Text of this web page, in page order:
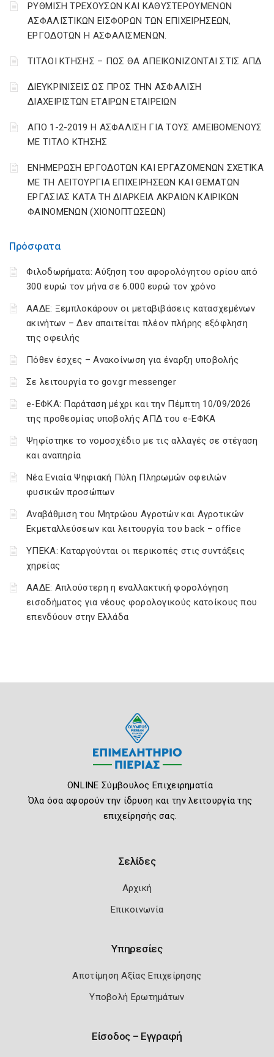
Πρόσφατα
Φιλοδωρήματα: Αύξηση του αφορολόγητου ορίου από
300 ευρώ τον μήνα σε 6.000 ευρώ τον χρόνο
ΑΑΔΕ: Ξεμπλοκάρουν οι μεταβιβάσεις κατασχεμένων
ακινήτων – Δεν απαιτείται πλέον πλήρης εξόφληση
της οφειλής
Πόθεν έσχες – Ανακοίνωση για έναρξη υποβολής
Σε λειτουργία το gov.gr messenger
e-ΕΦΚΑ: Παράταση μέχρι και την Πέμπτη 10/09/2026
της προθεσμίας υποβολής ΑΠΔ του e-ΕΦΚΑ
Ψηφίστηκε το νομοσχέδιο με τις αλλαγές σε στέγαση
και αναπηρία
Νέα Ενιαία Ψηφιακή Πύλη Πληρωμών οφειλών
φυσικών προσώπων
Αναβάθμιση του Μητρώου Αγροτών και Αγροτικών
Εκμεταλλεύσεων και λειτουργία του back – office
ΥΠΕΚΑ: Καταργούνται οι περικοπές στις συντάξεις
χηρείας
ΑΑΔΕ: Απλούστερη η εναλλακτική φορολόγηση
εισοδήματος για νέους φορολογικούς κατοίκους που
επενδύουν στην Ελλάδα
ΡΥΘΜΙΣΗ ΤΡΕΧΟΥΣΩΝ ΚΑΙ ΚΑΘΥΣΤΕΡΟΥΜΕΝΩΝ
ΑΣΦΑΛΙΣΤΙΚΩΝ ΕΙΣΦΟΡΩΝ ΤΩΝ ΕΠΙΧΕΙΡΗΣΕΩΝ,
ΕΡΓΟΔΟΤΩΝ Η ΑΣΦΑΛΙΣΜΕΝΩΝ.
ΤΙΤΛΟΙ ΚΤΗΣΗΣ – ΠΩΣ ΘΑ ΑΠΕΙΚΟΝΙΖΟΝΤΑΙ ΣΤΙΣ ΑΠΔ
ΔΙΕΥΚΡΙΝΙΣΕΙΣ ΩΣ ΠΡΟΣ ΤΗΝ ΑΣΦΑΛΙΣΗ
ΔΙΑΧΕΙΡΙΣΤΩΝ ΕΤΑΙΡΩΝ ΕΤΑΙΡΕΙΩΝ
ΑΠΟ 1-2-2019 Η ΑΣΦΑΛΙΣΗ ΓΙΑ ΤΟΥΣ ΑΜΕΙΒΟΜΕΝΟΥΣ
ΜΕ ΤΙΤΛΟ ΚΤΗΣΗΣ
ΕΝΗΜΕΡΩΣΗ ΕΡΓΟΔΟΤΩΝ ΚΑΙ ΕΡΓΑΖΟΜΕΝΩΝ ΣΧΕΤΙΚΑ
ΜΕ ΤΗ ΛΕΙΤΟΥΡΓΙΑ ΕΠΙΧΕΙΡΗΣΕΩΝ ΚΑΙ ΘΕΜΑΤΩΝ
ΕΡΓΑΣΙΑΣ ΚΑΤΑ ΤΗ ΔΙΑΡΚΕΙΑ ΑΚΡΑΙΩΝ ΚΑΙΡΙΚΩΝ
ΦΑΙΝΟΜΕΝΩΝ (ΧΙΟΝΟΠΤΩΣΕΩΝ)
ONLINE Σύμβουλος Επιχειρηματία
Όλα όσα αφορούν την ίδρυση και την λειτουργία της
επιχείρησής σας.
Σελίδες
Αρχική
Επικοινωνία
Υπηρεσίες
Αποτίμηση Αξίας Επιχείρησης
Υποβολή Ερωτημάτων
Είσοδος – Εγγραφή